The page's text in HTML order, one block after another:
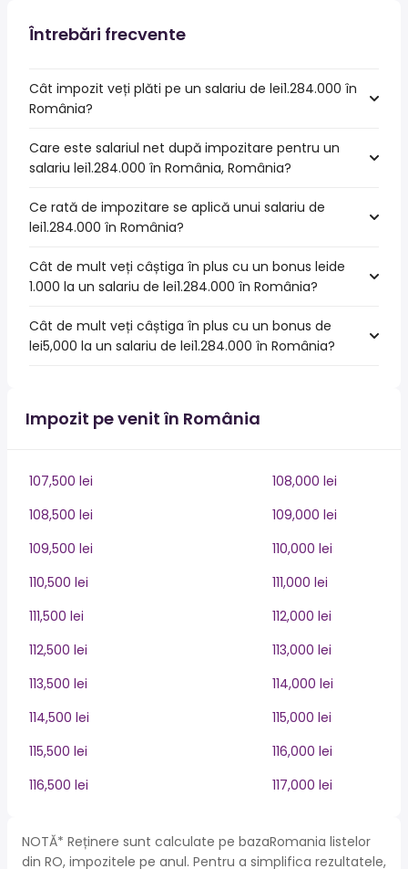
Întrebări frecvente
Cât impozit veți plăti pe un salariu de lei1.284.000 în
România?
Care este salariul net după impozitare pentru un
salariu lei1.284.000 în România, România?
Ce rată de impozitare se aplică unui salariu de
lei1.284.000 în România?
Cât de mult veți câștiga în plus cu un bonus leide
1.000 la un salariu de lei1.284.000 în România?
Cât de mult veți câștiga în plus cu un bonus de
lei5,000 la un salariu de lei1.284.000 în România?
Impozit pe venit în România
107,500 lei
108,000 lei
108,500 lei
109,000 lei
109,500 lei
110,000 lei
110,500 lei
111,000 lei
111,500 lei
112,000 lei
112,500 lei
113,000 lei
113,500 lei
114,000 lei
114,500 lei
115,000 lei
115,500 lei
116,000 lei
116,500 lei
117,000 lei
NOTĂ* Reținere sunt calculate pe bazaRomania listelor
din RO, impozitele pe anul. Pentru a simplifica rezultatele,